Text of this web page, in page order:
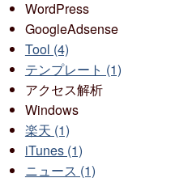
WordPress
GoogleAdsense
Tool (4)
テンプレート (1)
アクセス解析
Windows
楽天 (1)
iTunes (1)
ニュース (1)